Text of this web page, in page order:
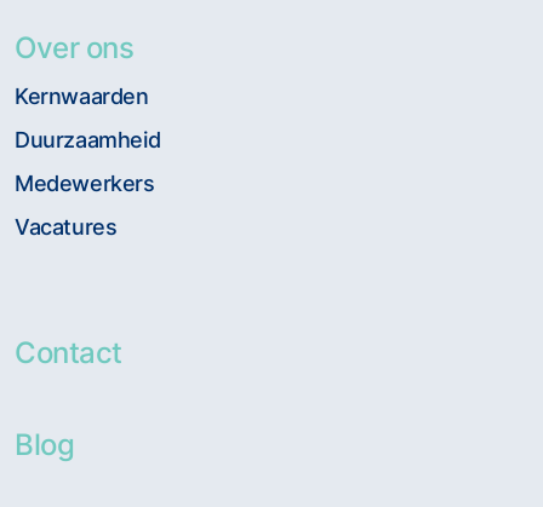
Over ons
Kernwaarden
Duurzaamheid
Medewerkers
Vacatures
Contact
Blog